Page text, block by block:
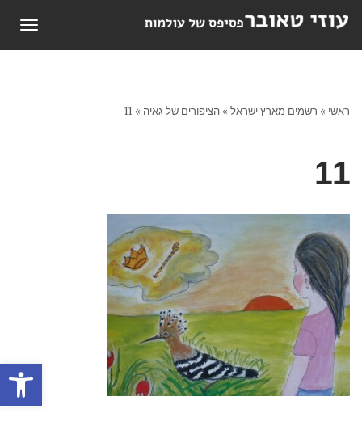
פתח
ראשי » רשמים מארץ ישראל »הציפורים של גאיה »
11
11